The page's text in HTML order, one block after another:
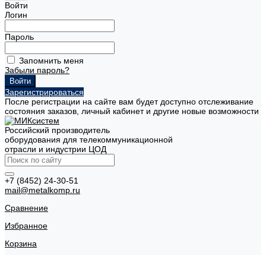
Войти
Логин
Пароль
Запомнить меня
Забыли пароль?
Зарегистрироваться
После регистрации на сайте вам будет доступно отслеживание
состояния заказов, личный кабинет и другие новые возможности
Российский производитель
оборудования для телекоммуникационной
отрасли и индустрии ЦОД
+7 (8452) 24-30-51
mail@metalkomp.ru
Сравнение
Избранное
Корзина